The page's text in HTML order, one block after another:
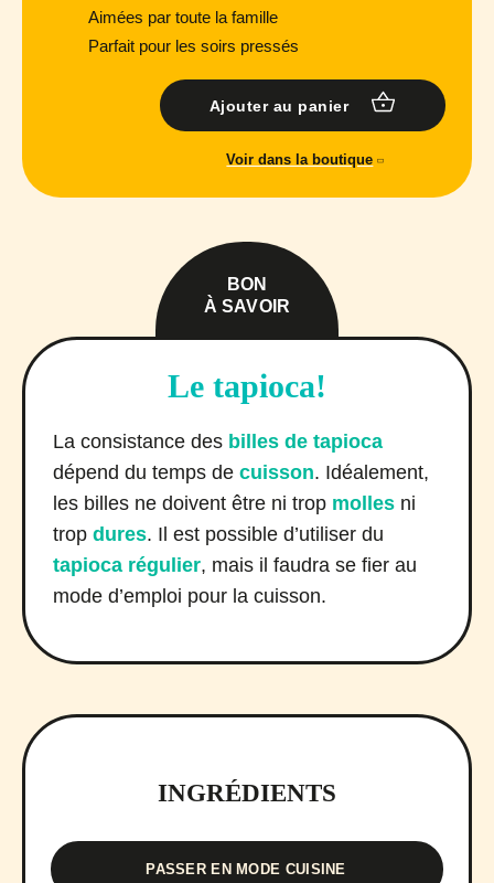
Aimées par toute la famille
Parfait pour les soirs pressés
Ajouter au panier
Voir dans la boutique
BON
À SAVOIR
Le tapioca!
La consistance des billes de tapioca
dépend du temps de cuisson. Idéalement,
les billes ne doivent être ni trop molles ni
trop dures. Il est possible d’utiliser du
tapioca régulier, mais il faudra se fier au
mode d’emploi pour la cuisson.
INGRÉDIENTS
PASSER EN MODE CUISINE